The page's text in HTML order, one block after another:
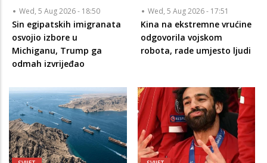
Wed, 5 Aug 2026 - 18:50
Sin egipatskih imigranata
osvojio izbore u
Michiganu, Trump ga
odmah izvrijeđao
Wed, 5 Aug 2026 - 17:51
Kina na ekstremne vrućine
odgovorila vojskom
robota, rade umjesto ljudi